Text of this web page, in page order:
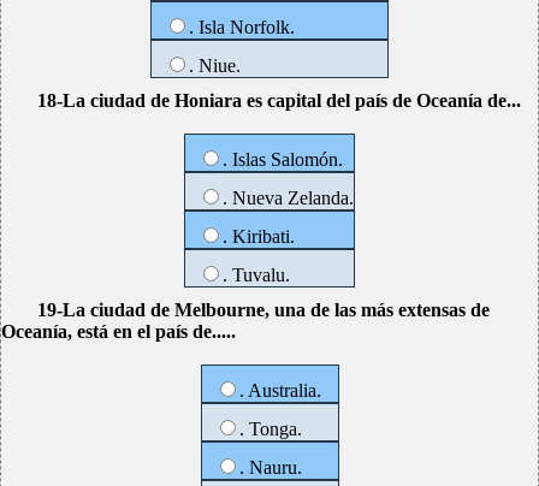
. Isla Norfolk.
. Niue.
18-La ciudad de Honiara es capital del país de Oceanía de...
. Islas Salomón.
. Nueva Zelanda.
. Kiribati.
. Tuvalu.
19-La ciudad de Melbourne, una de las más extensas de
Oceanía, está en el país de.....
. Australia.
. Tonga.
. Nauru.